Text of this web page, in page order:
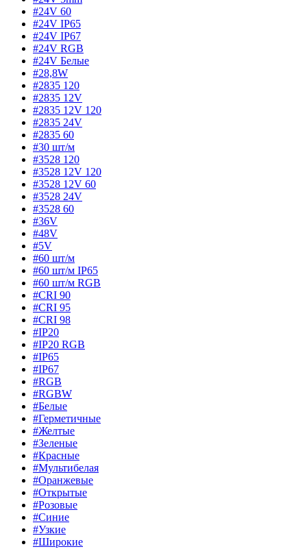
#24V 60
#24V IP65
#24V IP67
#24V RGB
#24V Белые
#28,8W
#2835 120
#2835 12V
#2835 12V 120
#2835 24V
#2835 60
#30 шт/м
#3528 120
#3528 12V 120
#3528 12V 60
#3528 24V
#3528 60
#36V
#48V
#5V
#60 шт/м
#60 шт/м IP65
#60 шт/м RGB
#CRI 90
#CRI 95
#CRI 98
#IP20
#IP20 RGB
#IP65
#IP67
#RGB
#RGBW
#Белые
#Герметичные
#Желтые
#Зеленые
#Красные
#Мультибелая
#Оранжевые
#Открытые
#Розовые
#Синие
#Узкие
#Широкие